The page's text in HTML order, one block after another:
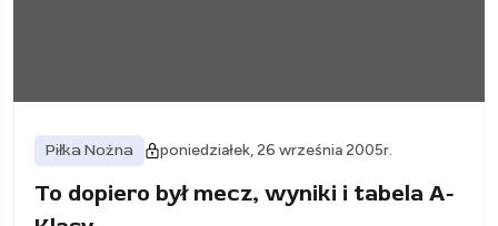
Piłka Nożna poniedziałek, 26 września 2005r.
To dopiero był mecz, wyniki i tabela A-